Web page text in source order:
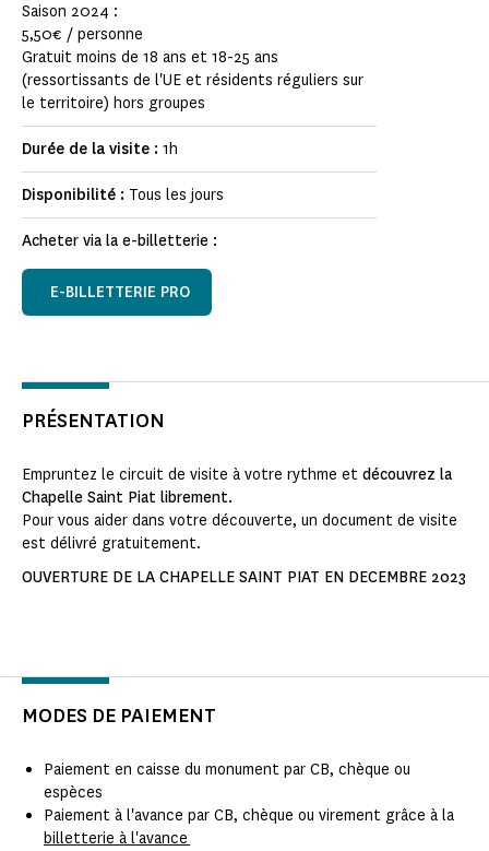
Saison 2024 :
5,50€ / personne
Gratuit moins de 18 ans et 18-25 ans
(ressortissants de l'UE et résidents réguliers sur
le territoire) hors groupes
Durée de la visite : 1h
Disponibilité : Tous les jours
Acheter via la e-billetterie :
E-BILLETTERIE PRO
PRÉSENTATION
Empruntez le circuit de visite à votre rythme et découvrez la
Chapelle Saint Piat librement.
Pour vous aider dans votre découverte, un document de visite
est délivré gratuitement.
OUVERTURE DE LA CHAPELLE SAINT PIAT EN DECEMBRE 2023
MODES DE PAIEMENT
Paiement en caisse du monument par CB, chèque ou
espèces
Paiement à l'avance par CB, chèque ou virement grâce à la
billetterie à l'avance